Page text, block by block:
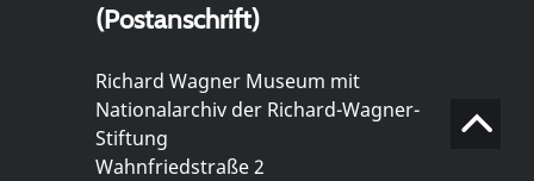
(Postanschrift)
Richard Wagner Museum mit
Nationalarchiv der Richard-Wagner-
Stiftung
Wahnfriedstraße 2